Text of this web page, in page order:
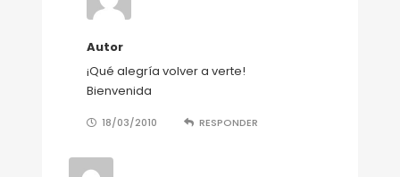
Autor
¡Qué alegría volver a verte!
Bienvenida
18/03/2010 RESPONDER